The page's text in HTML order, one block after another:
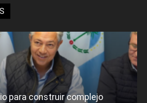
para construir complejo